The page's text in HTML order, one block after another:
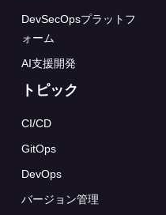
DevSecOpsプラットフ
ォーム
AI支援開発
トピック
CI/CD
GitOps
DevOps
バージョン管理